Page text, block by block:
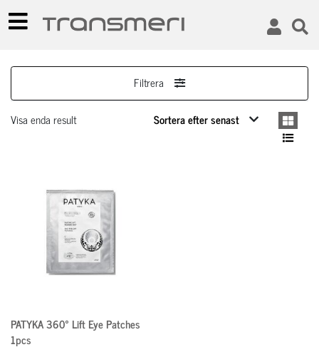
Filtrera
Visa enda result
PATYKA 360° Lift Eye Patches
1pcs